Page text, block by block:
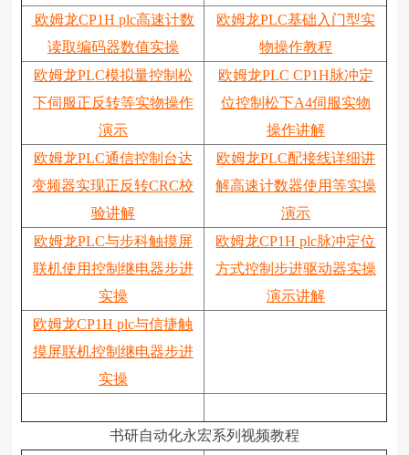
欧姆龙CP1H plc高速计数
读取编码器数值实操
欧姆龙PLC基础入门型实
物操作教程
欧姆龙PLC模拟量控制松
下伺服正反转等实物操作
演示
欧姆龙PLC CP1H脉冲定
位控制松下A4伺服实物
操作讲解
欧姆龙PLC通信控制台达
变频器实现正反转CRC校
验讲解
欧姆龙PLC配接线详细讲
解高速计数器使用等实操
演示
欧姆龙PLC与步科触摸屏
联机使用控制继电器步进
实操
欧姆龙CP1H plc脉冲定位
方式控制步进驱动器实操
演示讲解
欧姆龙CP1H plc与信捷触
摸屏联机控制继电器步进
实操
书研自动化永宏系列视频教程